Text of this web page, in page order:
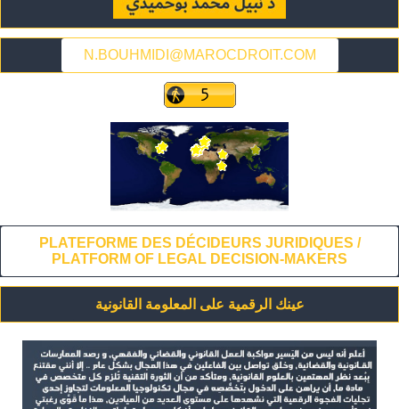
N.BOUHMIDI@MAROCDROIT.COM
PLATEFORME DES DÉCIDEURS JURIDIQUES /
PLATFORM OF LEGAL DECISION-MAKERS
عينك الرقمية على المعلومة القانونية